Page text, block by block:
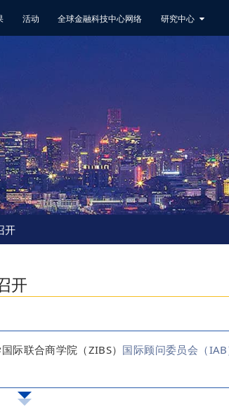
活动 全球金融科技中心网络 研究中心
开
开
际联合商学院（ZIBS） 国际顾问委员会（IAB